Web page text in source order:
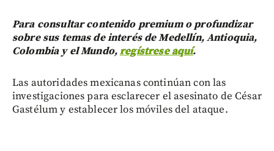
Para consultar contenido premium o profundizar
sobre sus temas de interés de Medellín, Antioquia,
Colombia y el Mundo,regístrese aquí.
Las autoridades mexicanas continúan con las
investigaciones para esclarecer el asesinato de César
Gastélum y establecer los móviles del ataque.